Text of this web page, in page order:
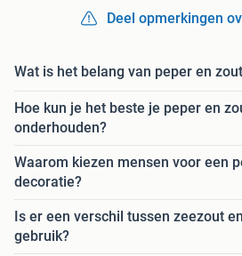
Deel opmerkingen
Wat is het belang van peper en
Hoe kun je het beste je peper en
onderhouden?
Waarom kiezen mensen voor een
decoratie?
Is er een verschil tussen zeezout
gebruik?